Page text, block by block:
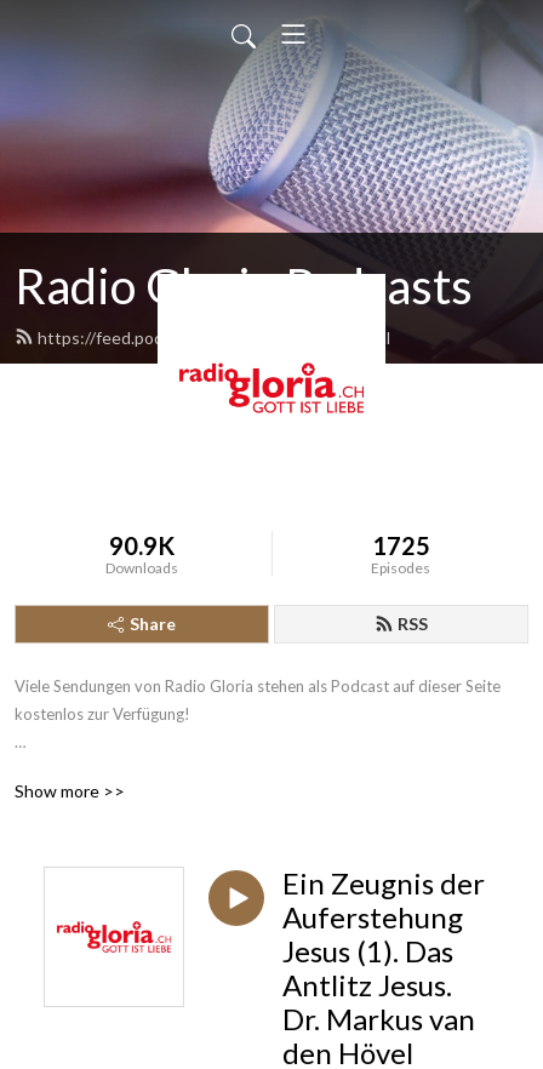
Radio Gloria Podcasts
https://feed.podbean.com/radiogloria/feed.xml
90.9K
Downloads
1725
Episodes
Share RSS
Viele Sendungen von Radio Gloria stehen als Podcast auf dieser Seite
kostenlos zur Verfügung!
sendet rund um die Uhr News aus Kirche und Gesellschaft, katholische
deutschsprachigen Schweiz, Swisscom TV, Internetradio und mit unserer
Gloria App einfach empfangbar.
Show more >>
Ein Zeugnis der
Auferstehung
Jesus (1). Das
Antlitz Jesus.
Dr. Markus van
den Hövel